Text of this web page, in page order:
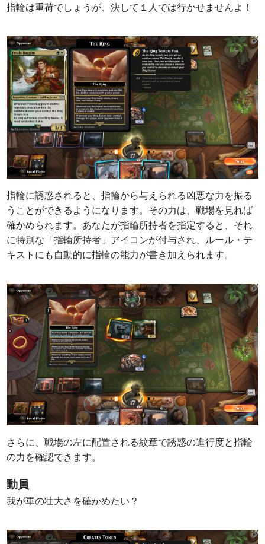
指輪は重荷でしょうが、決して１人では行かせませんよ！
指輪に誘惑されると、指輪から与えられる凶悪な力を振る
うことができるようになります。その力は、戦場を見れば
確かめられます。あなたが指輪所持者を指定すると、それ
に特別な「指輪所持者」アイコンが付与され、ルール・テ
キストにも自動的に指輪の能力が書き加えられます。
さらに、戦場の左に配置される紋章で誘惑の進行度と指輪
の力を確認できます。
動員
我が軍の壮大さを確かめたい？